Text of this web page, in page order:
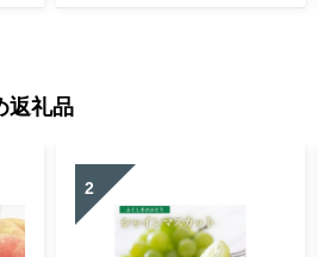
返礼品
2